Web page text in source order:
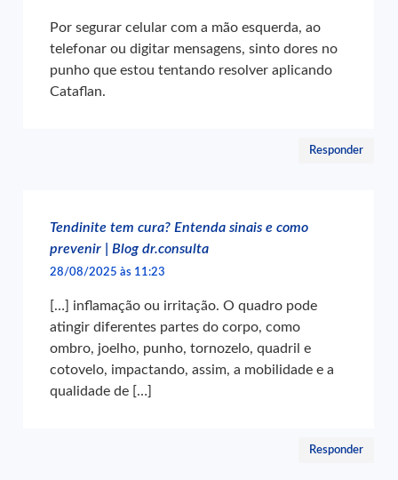
Por segurar celular com a mão esquerda, ao
telefonar ou digitar mensagens, sinto dores no
punho que estou tentando resolver aplicando
Cataflan.
Responder
Tendinite tem cura? Entenda sinais e como
prevenir | Blog dr.consulta
28/08/2025 às 11:23
[…] inflamação ou irritação. O quadro pode
atingir diferentes partes do corpo, como
ombro, joelho, punho, tornozelo, quadril e
cotovelo, impactando, assim, a mobilidade e a
qualidade de […]
Responder